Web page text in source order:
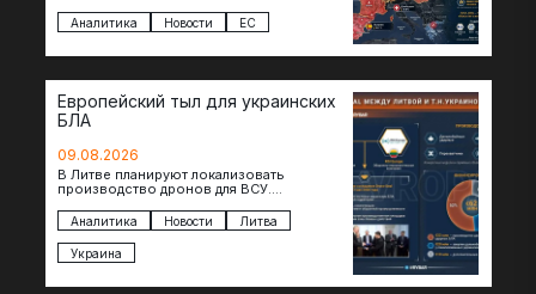
экономике в €15,6–19,1 млрд. К…
Аналитика Новости ЕС
Европейский тыл для украинских
БЛА
09.08.2026
В Литве планируют локализовать
производство дронов для ВСУ.
президенты Гитанас Науседа и Владимир
Зеленский подписали…
Аналитика Новости Литва
Украина